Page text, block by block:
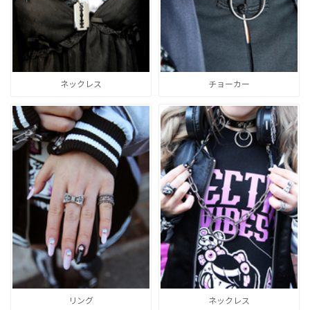
ネックレス チョーカー
リング ネックレス